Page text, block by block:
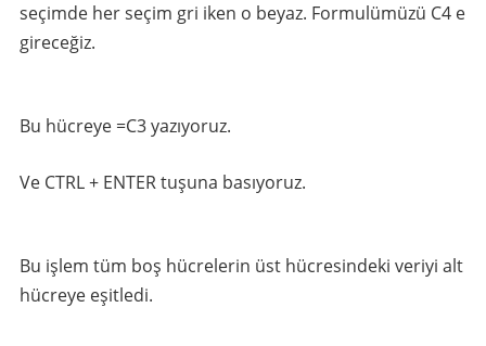
seçimde her seçim gri iken o beyaz. Formulümüzü C4 e
gireceğiz.
Bu hücreye =C3 yazıyoruz.
Ve CTRL + ENTER tuşuna basıyoruz.
Bu işlem tüm boş hücrelerin üst hücresindeki veriyi alt
hücreye eşitledi.